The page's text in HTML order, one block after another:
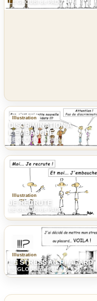
LE GLOUBI de PADU
Illustration
DISCRIMINATION A
L'EMBAUCHE
LE GLOUBI de PADU
Illustration
JE RECRUTE
LE GLOUBI de PADU
Illustration
LE STRESS AU PLACARD
LE GLOUBI de PADU